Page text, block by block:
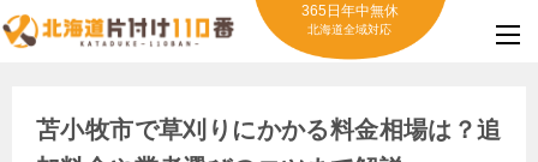
365日年中無休
北海道全域対応
苫小牧市で草刈りにかかる料金相場は？追